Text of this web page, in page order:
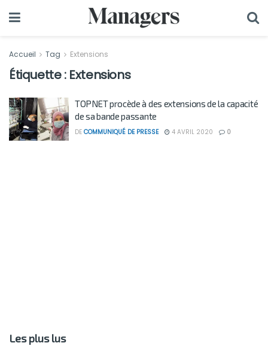
Accueil Tag Extensions
Étiquette : Extensions
TOPNET procède à des extensions de la capacité
de sa bande passante
DE COMMUNIQUÉ DE PRESSE 4 AVRIL 2020 0
Les plus lus